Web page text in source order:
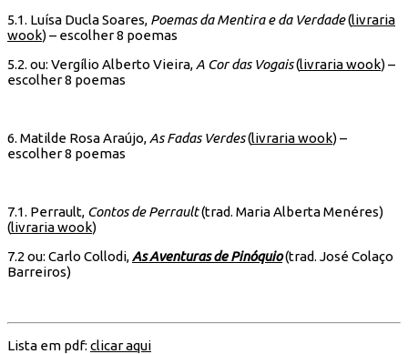
5.1. Luísa Ducla Soares, Poemas da Mentira e da Verdade(livraria
wook) – escolher 8 poemas
5.2. ou: Vergílio Alberto Vieira, A Cor das Vogais(livraria wook) –
escolher 8 poemas
6. Matilde Rosa Araújo, As Fadas Verdes(livraria wook) –
escolher 8 poemas
7.1. Perrault, Contos de Perrault(trad. Maria Alberta Menéres)
(livraria wook)
7.2 ou: Carlo Collodi,As Aventuras de Pinóquio(trad. José Colaço
Barreiros)
Lista em pdf: clicar aqui